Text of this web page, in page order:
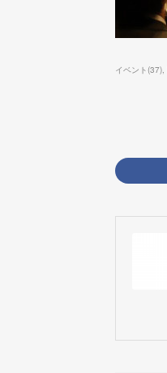
イベント(37)